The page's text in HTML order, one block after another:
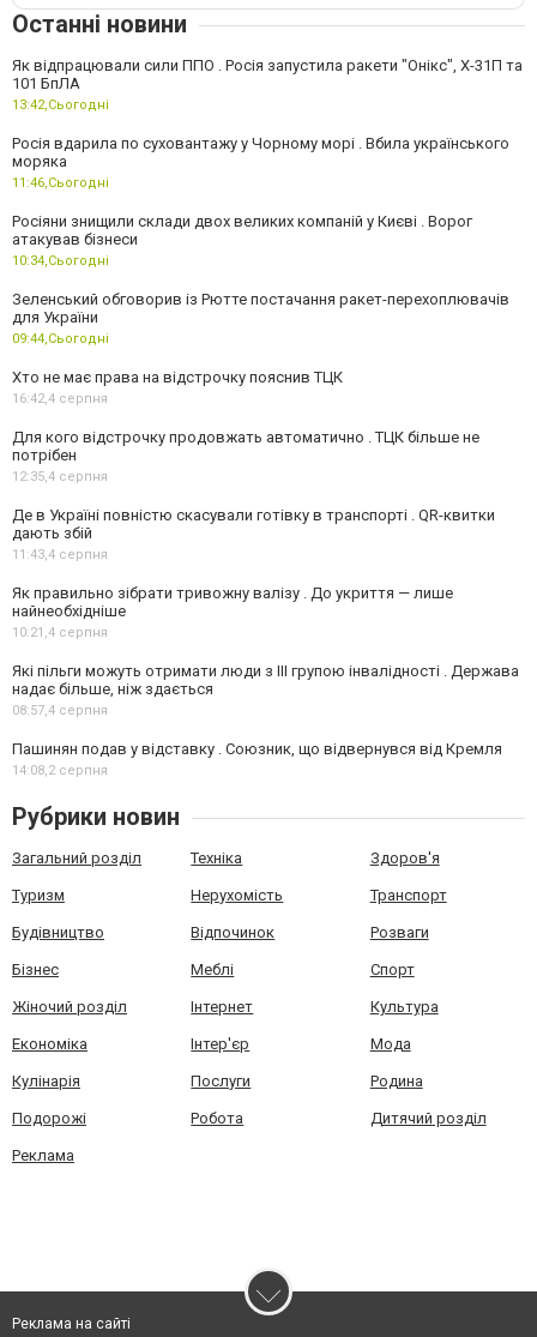
Останні новини
Як відпрацювали сили ППО . Росія запустила ракети "Онікс", Х-31П та
101 БпЛА
13:42,Сьогодні
Росія вдарила по суховантажу у Чорному морі . Вбила українського
моряка
11:46,Сьогодні
Росіяни знищили склади двох великих компаній у Києві . Ворог
атакував бізнеси
10:34,Сьогодні
Зеленський обговорив із Рютте постачання ракет-перехоплювачів
для України
09:44,Сьогодні
Хто не має права на відстрочку пояснив ТЦК
16:42,4 серпня
Для кого відстрочку продовжать автоматично . ТЦК більше не
потрібен
12:35,4 серпня
Де в Україні повністю скасували готівку в транспорті . QR-квитки
дають збій
11:43,4 серпня
Як правильно зібрати тривожну валізу . До укриття — лише
найнеобхідніше
10:21,4 серпня
Які пільги можуть отримати люди з III групою інвалідності . Держава
надає більше, ніж здається
08:57,4 серпня
Пашинян подав у відставку . Союзник, що відвернувся від Кремля
14:08,2 серпня
Рубрики новин
Загальний розділ Техніка Здоров'я
Туризм Нерухомість Транспорт
Будівництво Відпочинок Розваги
Бізнес Меблі Спорт
Жіночий розділ Інтернет Культура
Економіка Інтер'єр Мода
Кулінарія Послуги Родина
Подорожі Робота Дитячий розділ
Реклама
Реклама на сайті